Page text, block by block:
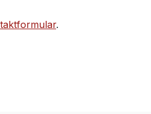
.